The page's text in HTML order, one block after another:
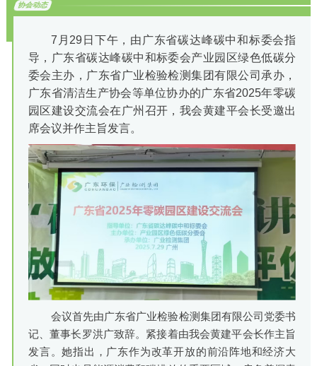
协会动态
7月29日下午，由广东省碳达峰碳中和标委会指
导，广东省碳达峰碳中和标委会产业园区绿色低碳分
委会主办，广东省广业检验检测集团有限公司承办，
广东省清洁生产协会等单位协办的广东省2025年零碳
园区建设交流会在广州召开，我会黄建平会长受邀出
席会议并作主旨发言。
会议首先由广东省广业检验检测集团有限公司党委书
记、董事长罗洪广致辞。紧接着由我会黄建平会长作主旨
发言。她指出，广东作为改革开放的前沿阵地和经济大